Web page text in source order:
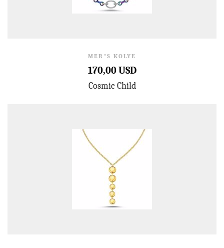
MER"S KOLYE
170,00 USD
Cosmic Child